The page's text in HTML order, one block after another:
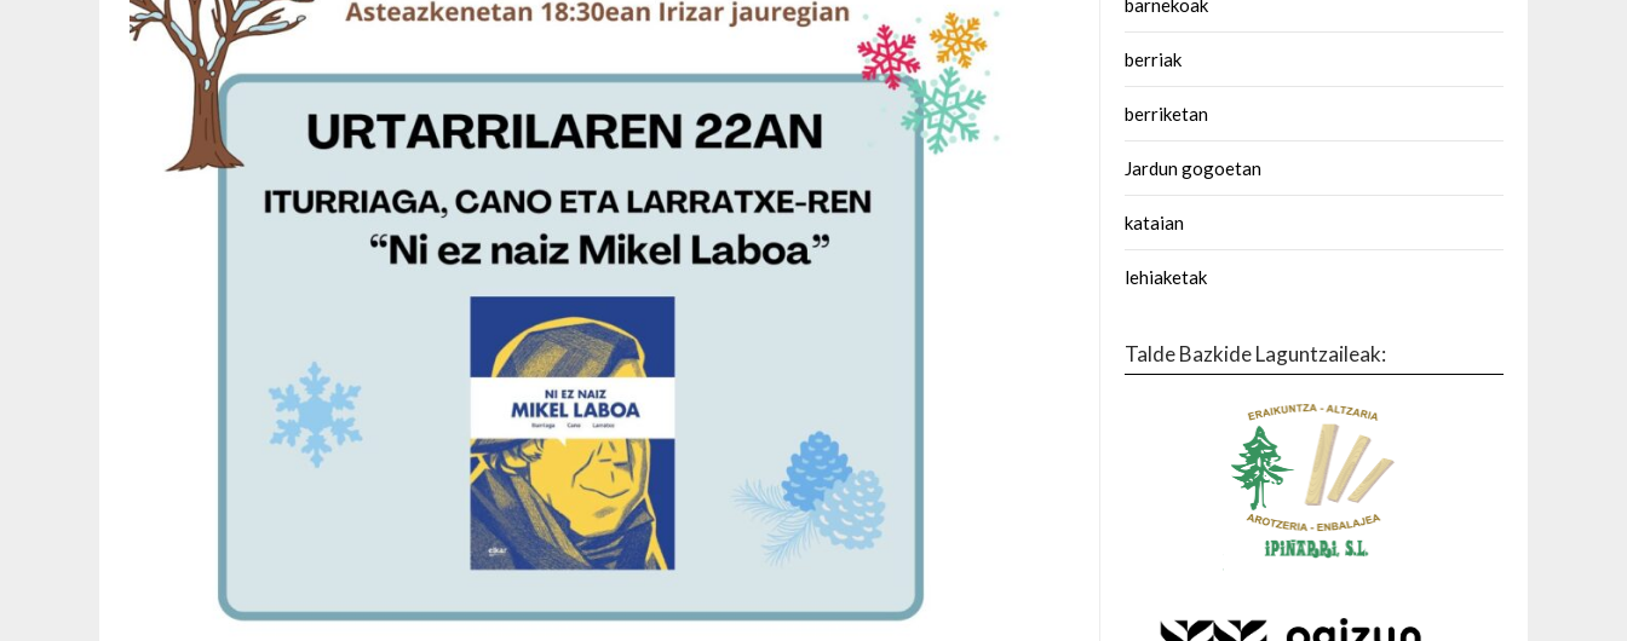
barnekoak
berriak
berriketan
Jardun gogoetan
kataian
lehiaketak
Talde Bazkide Laguntzaileak: